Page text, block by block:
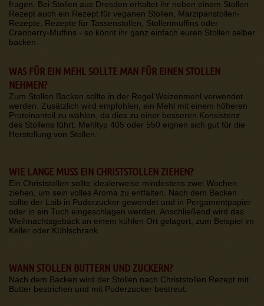
fragen. Bei Stollen aus Dresden erhaltet ihr neben einem Stollen
Rezept auch ein Rezept für veganen Stollen, Marzipanstollen-
Rezepte, Rezepte für Tassenstollen, Stollenmuffins oder
Cranberry-Muffins - so könnt ihr ganz einfach euren Stollen selber
backen.
WAS FÜR EIN MEHL SOLLTE MAN FÜR EINEN STOLLEN
NEHMEN?
Zum Stollen Backen sollte in der Regel Weizenmehl verwendet
werden. Zusätzlich wird empfohlen, ein Mehl mit einem höheren
Proteinanteil zu wählen, da dies zu einer besseren Konsistenz
des Stollens führt. Mehltyp 405 oder 550 eignen sich gut für die
Herstellung von Stollen.
WIE LANGE MUSS EIN CHRISTSTOLLEN ZIEHEN?
Ein Christstollen sollte idealerweise mindestens zwei Wochen
ziehen, um sein volles Aroma zu entfalten. Nach dem Backen
sollte der Laib in Puderzucker gewendet und in Pergamentpapier
oder in ein Tuch eingeschlagen werden. Anschließend wird das
Weihnachtsgebäck an einem kühlen Ort gelagert, zum Beispiel im
Keller oder Kühlschrank.
WANN STOLLEN BUTTERN UND ZUCKERN?
Nach dem Backen wird der Stollen nach Christstollen Rezept mit
Butter bestrichen und mit Puderzucker bestreut.